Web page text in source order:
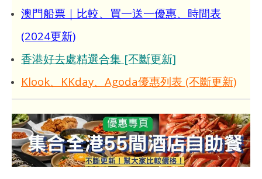
澳門船票｜比較、買一送一優惠、時間表
(2024更新)
香港好去處精選合集 [不斷更新]
Klook、KKday、Agoda優惠列表 (不斷更新)